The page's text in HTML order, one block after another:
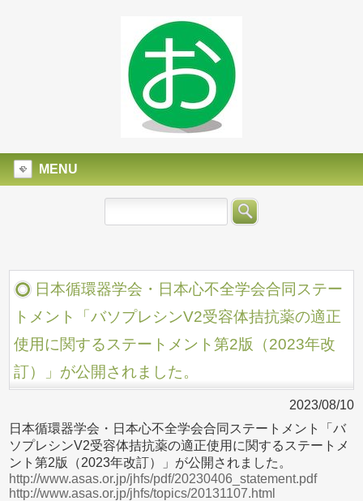
MENU
日本循環器学会・日本心不全学会合同ステー
トメント「バソプレシンV2受容体拮抗薬の適正
使用に関するステートメント第2版（2023年改
訂）」が公開されました。
2023/08/10
日本循環器学会・日本心不全学会合同ステートメント「バ
ソプレシンV2受容体拮抗薬の適正使用に関するステートメ
ント第2版（2023年改訂）」が公開されました。
http://www.asas.or.jp/jhfs/pdf/20230406_statement.pdf
http://www.asas.or.jp/jhfs/topics/20131107.html